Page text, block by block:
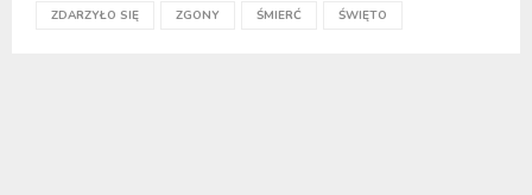
ZDARZYŁO SIĘ ZGONY ŚMIERĆ ŚWIĘTO